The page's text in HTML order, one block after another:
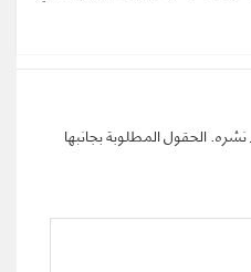
نشره.الحقول المطلوبة بجانبها